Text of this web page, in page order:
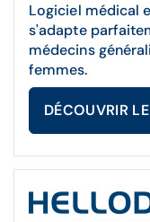
Logiciel médical
s'adapte
médecins
femmes.
DÉCOUVRIR